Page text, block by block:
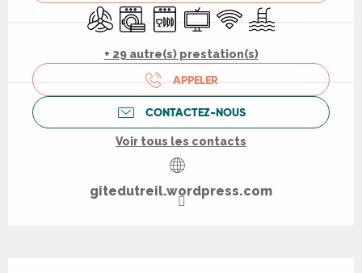
Air conditionné
Lave lingeLave vaisselle
Télévision
WiFi Piscine
+ 29 autre(s) prestation(s)
APPELER
CONTACTEZ-NOUS
Voir tous les contacts
gitedutreil.wordpress.com